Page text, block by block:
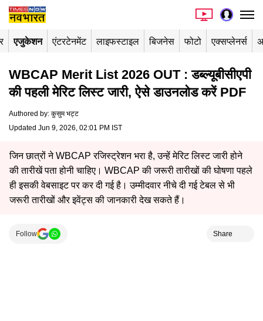
एजुकेशन एंटरटेनमेंट लाइफस्टाइल बिजनेस फोटो एक्सप्लेनर्स
WBCAP Merit List 2026 OUT : डब्ल्यूबीसीएपी
की पहली मेरिट लिस्ट जारी, ऐसे डाउनलोड करें PDF
Authored by: कुसुम भट्ट
Updated Jun 9, 2026, 02:01 PM IST
जिन छात्रों ने WBCAP रजिस्ट्रेशन भरा है, उन्हें मेरिट लिस्ट जारी होने
की तारीखें पता होनी चाहिए। WBCAP की जरूरी तारीखों की घोषणा पहले
ही इसकी वेबसाइट पर कर दी गई है। उम्मीदवार नीचे दी गई टेबल से भी
जरूरी तारीखों और इवेंट्स की जानकारी देख सकते हैं।
Follow Share